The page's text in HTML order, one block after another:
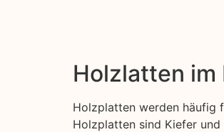
Holzlatten im
Holzplatten werden häufig
Holzplatten sind Kiefer